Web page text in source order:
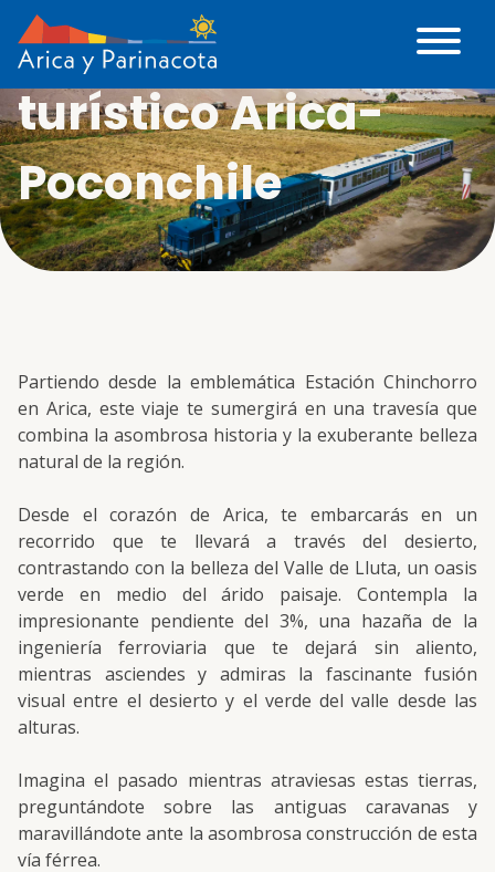
Salida tren
turístico Arica-
Poconchile
Partiendo desde la emblemática Estación Chinchorro
en Arica, este viaje te sumergirá en una travesía que
combina la asombrosa historia y la exuberante belleza
natural de la región.
Desde el corazón de Arica, te embarcarás en un
recorrido que te llevará a través del desierto,
contrastando con la belleza del Valle de Lluta, un oasis
verde en medio del árido paisaje. Contempla la
impresionante pendiente del 3%, una hazaña de la
ingeniería ferroviaria que te dejará sin aliento,
mientras asciendes y admiras la fascinante fusión
visual entre el desierto y el verde del valle desde las
alturas.
Imagina el pasado mientras atraviesas estas tierras,
preguntándote sobre las antiguas caravanas y
maravillándote ante la asombrosa construcción de esta
vía férrea.